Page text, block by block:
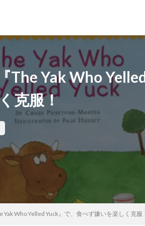
The Yak Who Yelled
克服！
Yak Who Yelled Yuck』で、食べず嫌いを楽しく克服